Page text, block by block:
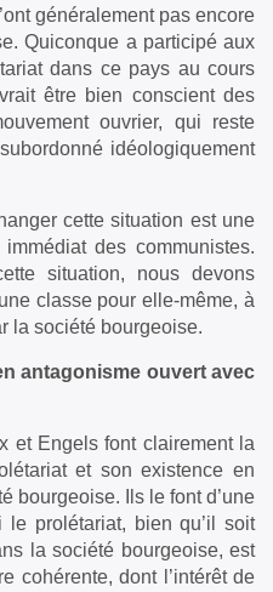
généralement pas encore
Quiconque a participé aux
dans ce pays au cours
être bien conscient des
ouvrier, qui reste
idéologiquement
cette situation est une
des communistes.
situation, nous devons
classe pour elle-même, à
la société bourgeoise.
antagonisme ouvert avec
et Engels font clairement la
et son existence en
bourgeoise. Ils le font d’une
prolétariat, bien qu’il soit
la société bourgeoise, est
cohérente, dont l’intérêt de